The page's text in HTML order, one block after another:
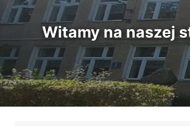
Witamy na naszej